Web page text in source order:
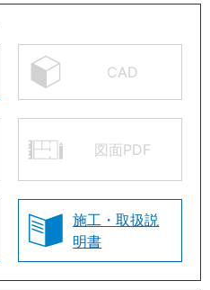
CAD
図面PDF
施工・取扱説
明書